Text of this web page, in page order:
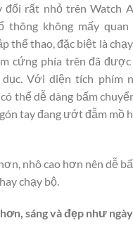
đổi rất nhỏ trên Watch
thông không mấy
thể thao, đặc biệt là
cứng phía trên đã
dục. Với diện tích phím
thể dễ dàng bấm
tay đang ướt đẫm mồ
nhô cao hơn nên dễ
chạy bộ.
sáng và đẹp như